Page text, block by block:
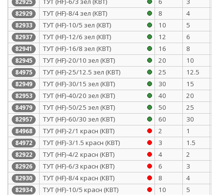
82925
82929 ТУТ (HF)-8/4 зел (КВТ) 8 4
82933 ТУТ (HF)-10/5 зел (КВТ) 10 5
82937 ТУТ (HF)-12/6 зел (КВТ) 12 6
82941 ТУТ (HF)-16/8 зел (КВТ) 16 8
82945 ТУТ (HF)-20/10 зел (КВТ) 20 10
84975 ТУТ (HF)-25/12.5 зел (КВТ) 25 12.5
82949 ТУТ (HF)-30/15 зел (КВТ) 30 15
82953 ТУТ (HF)-40/20 зел (КВТ) 40 20
84979 ТУТ (HF)-50/25 зел (КВТ) 50 25
82957 ТУТ (HF)-60/30 зел (КВТ) 60 30
84968 ТУТ (HF)-2/1 красн (КВТ) 2 1
84972 ТУТ (HF)-3/1.5 красн (КВТ) 3 1.5
82922 ТУТ (HF)-4/2 красн (КВТ) 4 2
82926 ТУТ (HF)-6/3 красн (КВТ) 6 3
82930 ТУТ (HF)-8/4 красн (КВТ) 8 4
82934 ТУТ (HF)-10/5 красн (КВТ) 10 5